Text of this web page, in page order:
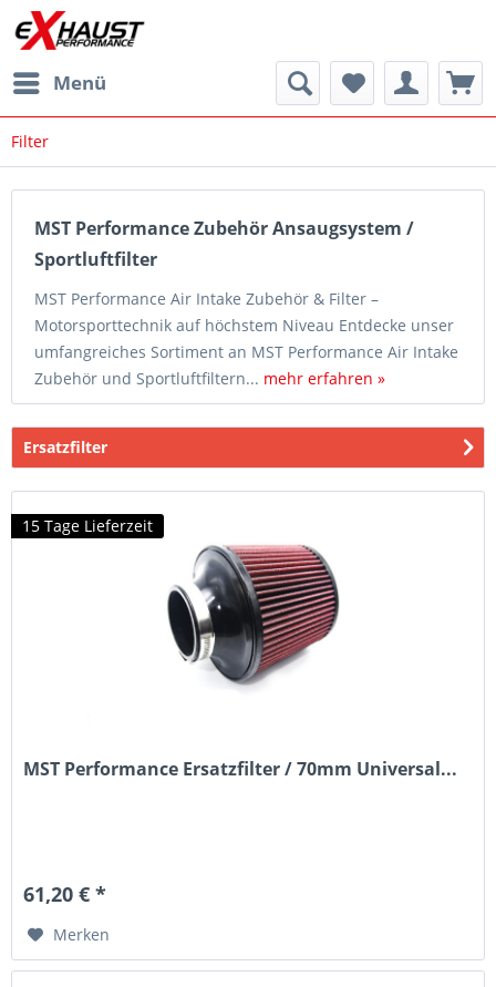
Menü
Filter
MST Performance Zubehör Ansaugsystem /
Sportluftfilter
MST Performance Air Intake Zubehör & Filter –
Motorsporttechnik auf höchstem Niveau Entdecke unser
umfangreiches Sortiment an MST Performance Air Intake
Zubehör und Sportluftfiltern... mehr erfahren »
Ersatzfilter
15 Tage Lieferzeit
MST Performance Ersatzfilter / 70mm Universal...
61,20 € *
Merken